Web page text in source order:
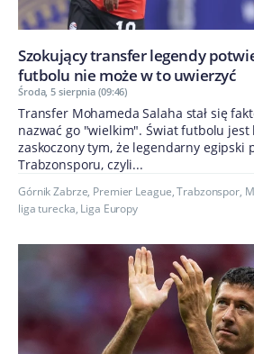
Szokujący transfer legendy
futbolu nie może w to uwierzyć
Środa, 5 sierpnia (09:46)
Transfer Mohameda Salaha stał się
nazwać go "wielkim". Świat futbolu
zaskoczony tym, że legendarny egipski
Trabzonsporu, czyli...
Górnik Zabrze, Premier League,Trabzonspor,
liga turecka, Liga Europy